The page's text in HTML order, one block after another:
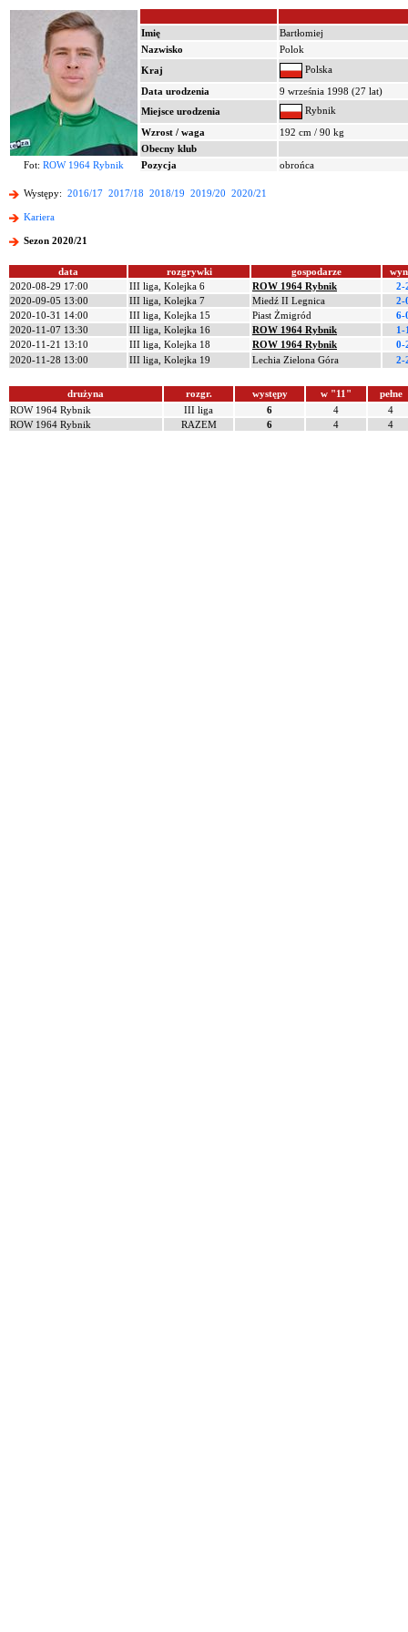
Imię
Bartłomiej
Nazwisko
Polok
Kraj
Polska
Data urodzenia
9 września 1998 (27 lat)
Miejsce urodzenia
Rybnik
Wzrost / waga
192 cm / 90 kg
Obecny klub
Fot: ROW 1964 Rybnik Pozycja obrońca
Występy: 2016/17 2017/18 2018/19 2019/20 2020/21
Kariera
Sezon 2020/21
data rozgrywki gospodarze
2020-08-29 17:00
III liga, Kolejka 6 ROW 1964 Rybnik
2-
2020-09-05 13:00
III liga, Kolejka 7 Miedź II Legnica
2-
2020-10-31 14:00
III liga, Kolejka 15 Piast Żmigród
6-
2020-11-07 13:30
III liga, Kolejka 16 ROW 1964 Rybnik
1-
2020-11-21 13:10
III liga, Kolejka 18 ROW 1964 Rybnik
0-
2020-11-28 13:00
III liga, Kolejka 19 Lechia Zielona Góra 2-
drużyna rozgr. występy w "11"
pełne
ROW 1964 Rybnik
III liga 6 4
4
ROW 1964 Rybnik
RAZEM 6 4 4